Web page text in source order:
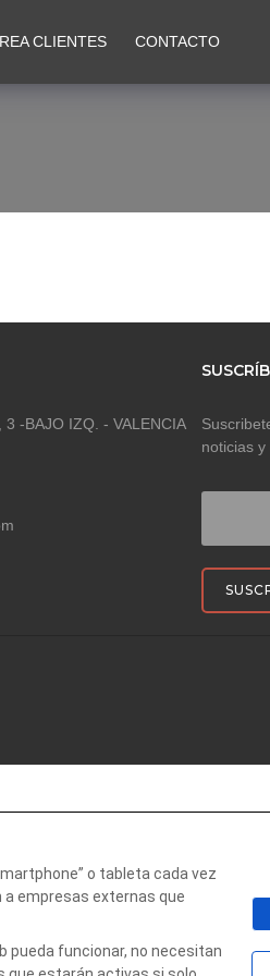
CLIENTES CONTACTO
-BAJO IZQ. - VALENCIA
noticias y
o tableta cada vez
a empresas externas que
pueda funcionar, no necesitan